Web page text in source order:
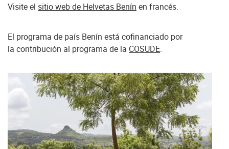
Visite el sitio web de Helvetas Benín en francés.
El programa de país Benín está cofinanciado por
la contribución al programa de la COSUDE.